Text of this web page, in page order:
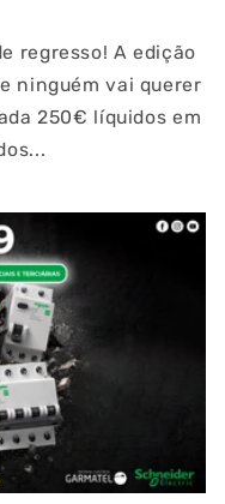
regresso! A edição
ninguém vai querer
250€ líquidos em